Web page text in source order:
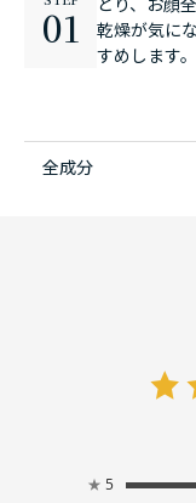
01
乾燥が気に
すめします。
全成分
★ 5